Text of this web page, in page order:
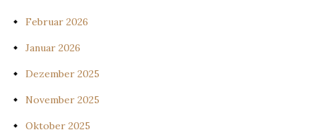
Februar 2026
Januar 2026
Dezember 2025
November 2025
Oktober 2025